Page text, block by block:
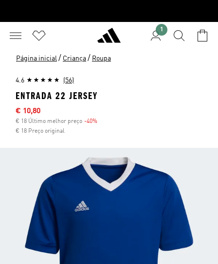
1
Página inicial / Criança / Roupa
4.6 (56)
ENTRADA 22 JERSEY
Preço com desconto
€ 10,80
€ 18 Último melhor preço -40%
€ 18 Preço original